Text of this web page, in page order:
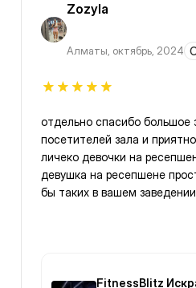
Zozyla
Алматы, октябрь, 2024
отдельно спасибо большое
посетителей зала и
личеко девочки на
девушка на ресепшене
бы таких в вашем
FitnessBlitz